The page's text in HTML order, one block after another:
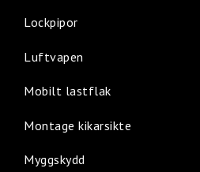
Lockpipor
Luftvapen
Mobilt lastflak
Montage kikarsikte
Myggskydd